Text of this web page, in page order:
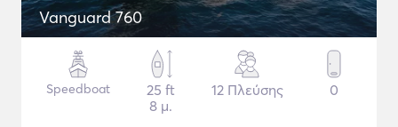
Vanguard 760
Speedboat
25 ft
8 μ.
12 Πλεύσης 0